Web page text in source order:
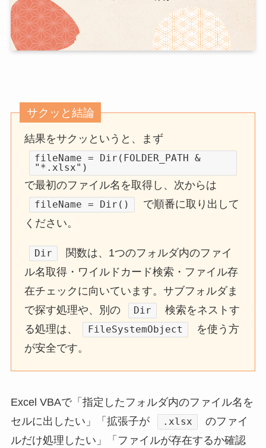
サクッと結論
結果をサクッというと、まず
fileName = Dir(FOLDER_PATH &
"*.xlsx")
で最初のファイル名を取得し、次からは
fileName = Dir()
で順番に取り出して
ください。
Dir
関数は、1つのフォルダ内のファイ
ル名取得・ワイルドカード検索・ファイル存
在チェックに向いています。サブフォルダま
で探す処理や、別の
Dir
検索をネストす
る処理は、
FileSystemObject
を使う方
が安全です。
Excel VBAで「指定したフォルダ内のファイル名を
セルに出したい」「拡張子が
.xlsx
のファイ
ルだけ処理したい」「ファイルが存在するか確認